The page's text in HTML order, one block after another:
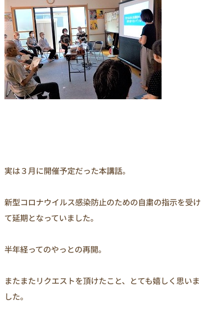
実は３月に開催予定だった本講話。
新型コロナウイルス感染防止のための自粛の指示を受け
て延期となっていました。
半年経ってのやっとの再開。
またまたリクエストを頂けたこと、とても嬉しく思いま
した。